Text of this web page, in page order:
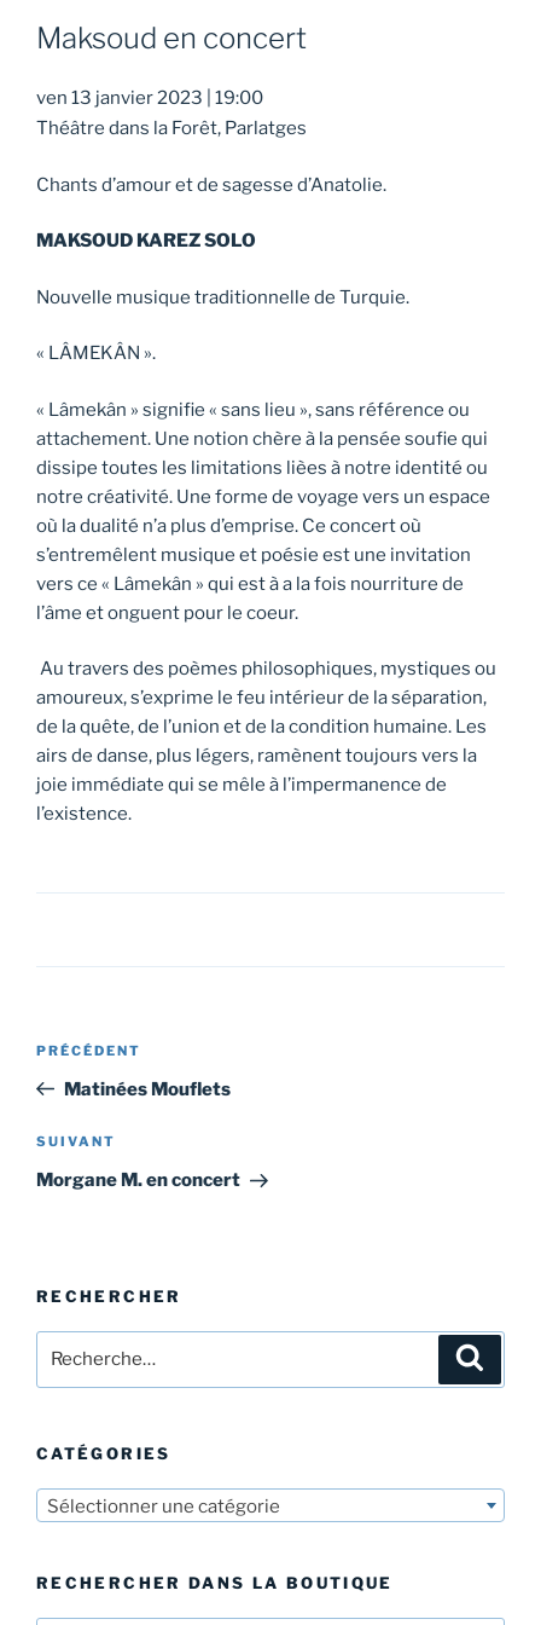
Maksoud en concert
ven 13 janvier 2023
19:00
Théâtre dans la Forêt, Parlatges
Chants d’amour et de sagesse d’Anatolie.
MAKSOUD KAREZ SOLO
Nouvelle musique traditionnelle de Turquie.
« LÂMEKÂN ».
« Lâmekân » signifie « sans lieu », sans référence ou
attachement. Une notion chère à la pensée soufie qui
dissipe toutes les limitations lièes à notre identité ou
notre créativité. Une forme de voyage vers un espace
où la dualité n’a plus d’emprise. Ce concert où
s’entremêlent musique et poésie est une invitation
vers ce « Lâmekân » qui est à a la fois nourriture de
l’âme et onguent pour le coeur.
Au travers des poèmes philosophiques, mystiques ou
amoureux, s’exprime le feu intérieur de la séparation,
de la quête, de l’union et de la condition humaine. Les
airs de danse, plus légers, ramènent toujours vers la
joie immédiate qui se mêle à l’impermanence de
l’existence.
Navigation
l’article
Article
précédent
PRÉCÉDENT
Matinées Mouflets
Article
suivant
SUIVANT
Morgane M. en concert
RECHERCHER
pour
CATÉGORIES
Sélectionner une catégorie
RECHERCHER DANS LA BOUTIQUE